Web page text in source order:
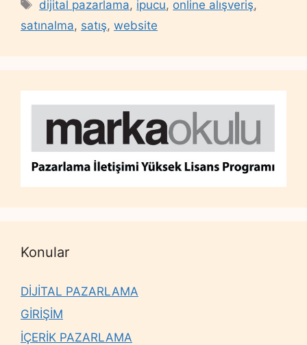
dijital pazarlama, ipucu, online alışveriş,
satınalma, satış, website
Konular
DİJİTAL PAZARLAMA
GİRİŞİM
İÇERİK PAZARLAMA